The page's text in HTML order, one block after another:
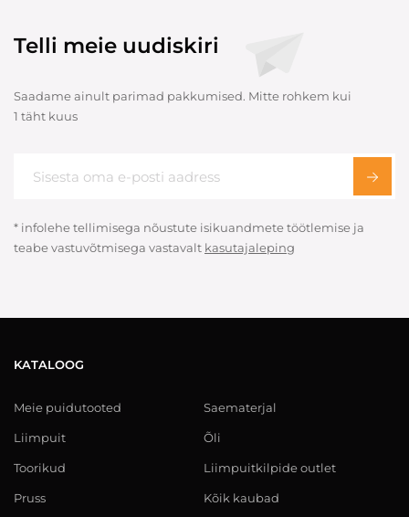
Telli meie uudiskiri
Saadame ainult parimad pakkumised. Mitte rohkem kui
1 täht kuus
* infolehe tellimisega nõustute isikuandmete töötlemise ja
teabe vastuvõtmisega vastavalt kasutajaleping
KATALOOG
Meie puidutooted
Liimpuit
Toorikud
Pruss
Saematerjal
Õli
Liimpuitkilpide outlet
Kõik kaubad